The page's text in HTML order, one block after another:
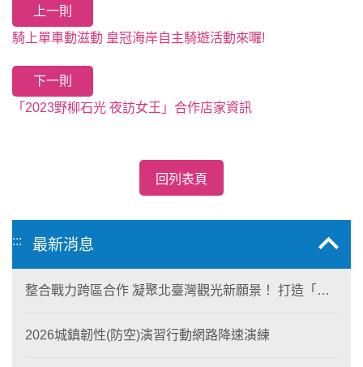
上一則
騎上單車動滋動 皇冠海岸自主騎遊活動來囉!
下一則
「2023野柳石光 夜訪女王」合作店家資訊
回列表頁
::: 最新消息
整合戰力跨區合作 凝聚北臺灣觀光新願景！ 打造「生
2026城鎮韌性(防空)演習行動網路降速演練